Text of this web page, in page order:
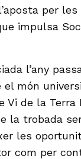
per
impulsa
l’any
el món
Vi de la Terra
la trobada
les
com per